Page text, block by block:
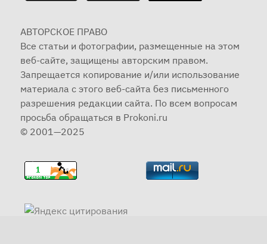
АВТОРСКОЕ ПРАВО
Все статьи и фотографии, размещенные на этом
веб-сайте, защищены авторским правом.
Запрещается копирование и/или использование
материала с этого веб-сайта без письменного
разрешения редакции сайта. По всем вопросам
просьба обращаться в Prokoni.ru
© 2001—2025